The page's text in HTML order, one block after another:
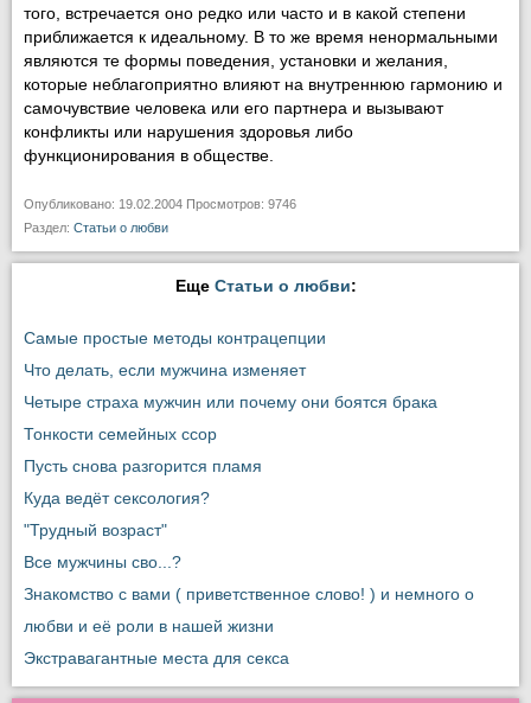
того, встречается оно редко или часто и в какой степени
приближается к идеальному. В то же время ненормальными
являются те формы поведения, установки и желания,
которые неблагоприятно влияют на внутреннюю гармонию и
самочувствие человека или его партнера и вызывают
конфликты или нарушения здоровья либо
функционирования в обществе.
Опубликовано: 19.02.2004 Просмотров: 9746
Раздел: Статьи о любви
Еще Статьи о любви:
Самые простые методы контрацепции
Что делать, если мужчина изменяет
Четыре страха мужчин или почему они боятся брака
Тонкости семейных ссор
Пусть снова разгорится пламя
Куда ведёт сексология?
"Трудный возраст"
Все мужчины сво...?
Знакомство с вами ( приветственное слово! ) и немного о
любви и её роли в нашей жизни
Экстравагантные места для секса